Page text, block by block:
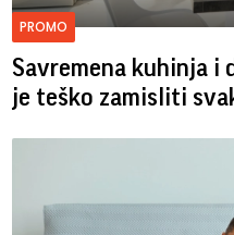
PROMO
Savremena kuhinja i
je teško zamisliti